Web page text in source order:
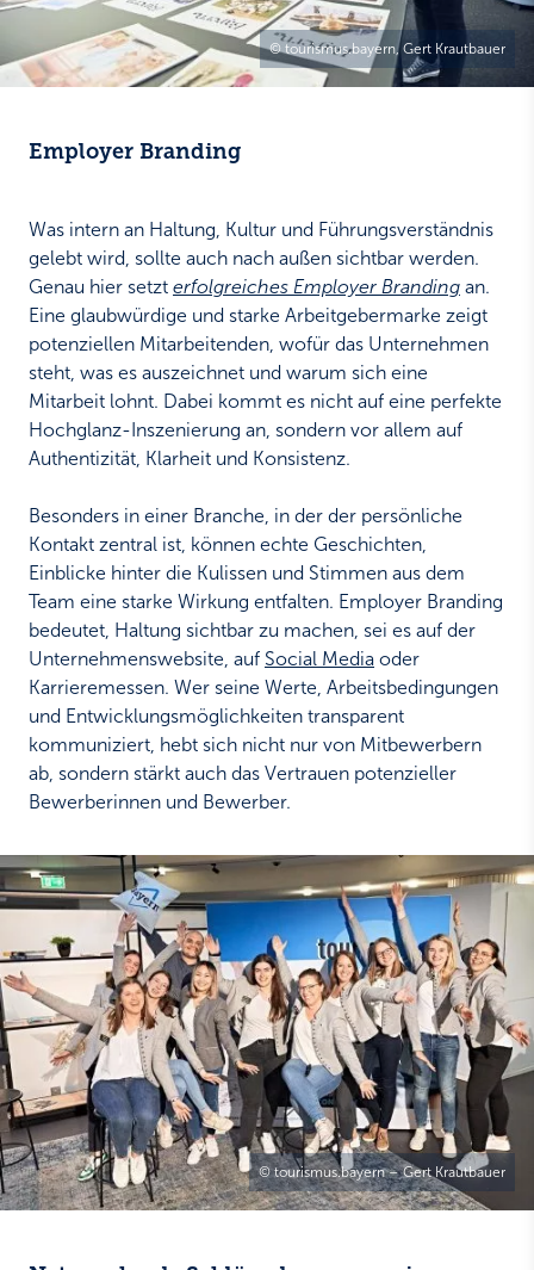
© tourismus.bayern, Gert Krautbauer
Employer Branding
Was intern an Haltung, Kultur und Führungsverständnis
gelebt wird, sollte auch nach außen sichtbar werden.
Genau hier setzt erfolgreiches Employer Branding an.
Eine glaubwürdige und starke Arbeitgebermarke zeigt
potenziellen Mitarbeitenden, wofür das Unternehmen
steht, was es auszeichnet und warum sich eine
Mitarbeit lohnt. Dabei kommt es nicht auf eine perfekte
Hochglanz-Inszenierung an, sondern vor allem auf
Authentizität, Klarheit und Konsistenz.
Besonders in einer Branche, in der der persönliche
Kontakt zentral ist, können echte Geschichten,
Einblicke hinter die Kulissen und Stimmen aus dem
Team eine starke Wirkung entfalten. Employer Branding
bedeutet, Haltung sichtbar zu machen, sei es auf der
Unternehmenswebsite, auf Social Media oder
Karrieremessen. Wer seine Werte, Arbeitsbedingungen
und Entwicklungsmöglichkeiten transparent
kommuniziert, hebt sich nicht nur von Mitbewerbern
ab, sondern stärkt auch das Vertrauen potenzieller
Bewerberinnen und Bewerber.
© tourismus.bayern – Gert Krautbauer